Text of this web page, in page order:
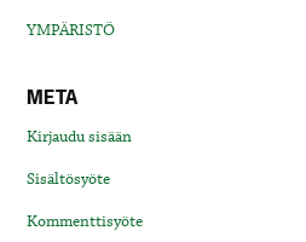
YMPÄRISTÖ
META
Kirjaudu sisään
Sisältösyöte
Kommenttisyöte